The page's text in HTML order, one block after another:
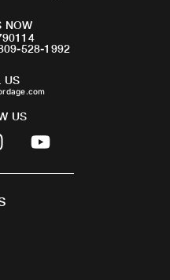
NOW
528-1992
US
US
Y
o
u